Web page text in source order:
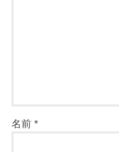
名前*